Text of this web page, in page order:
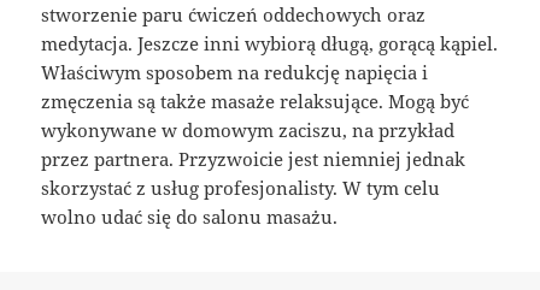
stworzenie paru ćwiczeń oddechowych oraz
medytacja. Jeszcze inni wybiorą długą, gorącą kąpiel.
Właściwym sposobem na redukcję napięcia i
zmęczenia są także masaże relaksujące. Mogą być
wykonywane w domowym zaciszu, na przykład
przez partnera. Przyzwoicie jest niemniej jednak
skorzystać z usług profesjonalisty. W tym celu
wolno udać się do salonu masażu.